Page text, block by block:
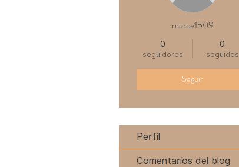
marce1509
0
seguidores
0
seguidos
Seguir
Perfil
Comentarios del blog